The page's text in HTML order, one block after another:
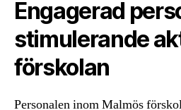
Engagerad
stimulerande
förskolan
Personalen inom Malmös